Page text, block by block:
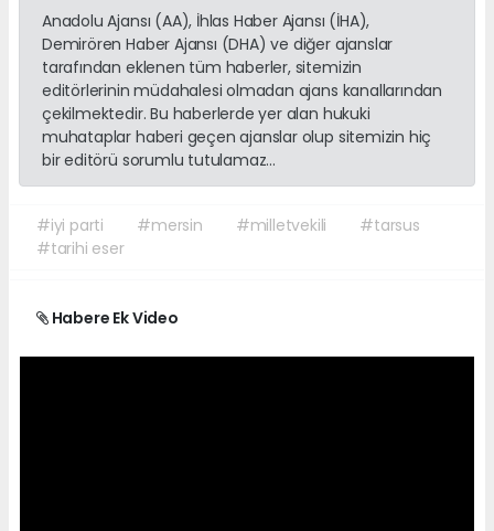
Anadolu Ajansı (AA), İhlas Haber Ajansı (İHA),
Demirören Haber Ajansı (DHA) ve diğer ajanslar
tarafından eklenen tüm haberler, sitemizin
editörlerinin müdahalesi olmadan ajans kanallarından
çekilmektedir. Bu haberlerde yer alan hukuki
muhataplar haberi geçen ajanslar olup sitemizin hiç
bir editörü sorumlu tutulamaz...
#iyi parti #mersin #milletvekili
#tarsus
#tarihi eser
Habere Ek Video